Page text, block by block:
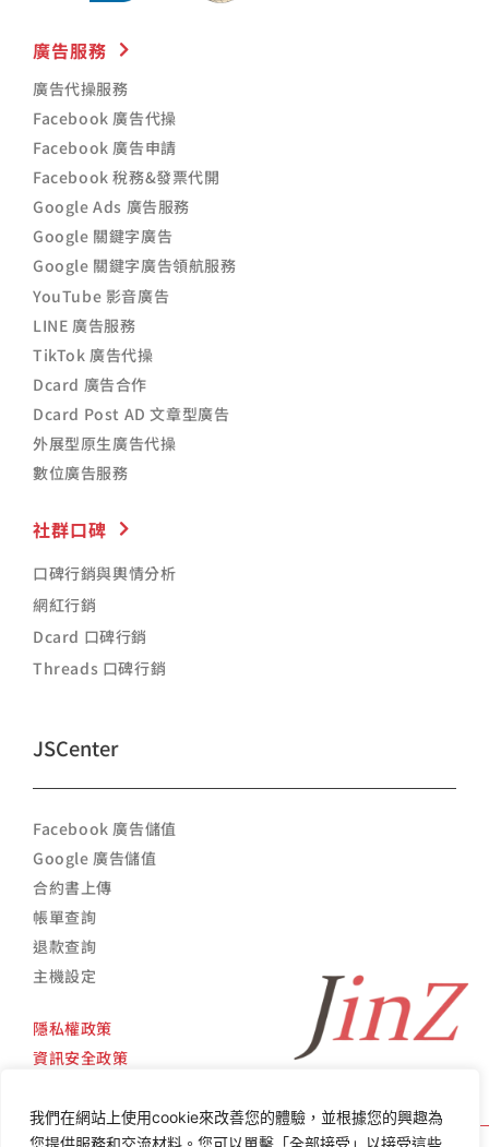
我們在網站上使用cookie來改善您的體驗，並根據您的興趣為
您提供服務和交流材料。您可以單擊「全部接受」以接受這些
廣告服務
廣告代操服務
Facebook 廣告代操
Facebook 廣告申請
Facebook 稅務&發票代開
Google Ads 廣告服務
Google 關鍵字廣告
Google 關鍵字廣告領航服務
YouTube 影音廣告
LINE 廣告服務
TikTok 廣告代操
Dcard 廣告合作
Dcard Post AD 文章型廣告
外展型原生廣告代操
數位廣告服務
社群口碑
口碑行銷與輿情分析
網紅行銷
Dcard 口碑行銷
Threads 口碑行銷
JSCenter
Facebook 廣告儲值
Google 廣告儲值
合約書上傳
帳單查詢
退款查詢
主機設定
隱私權政策
資訊安全政策